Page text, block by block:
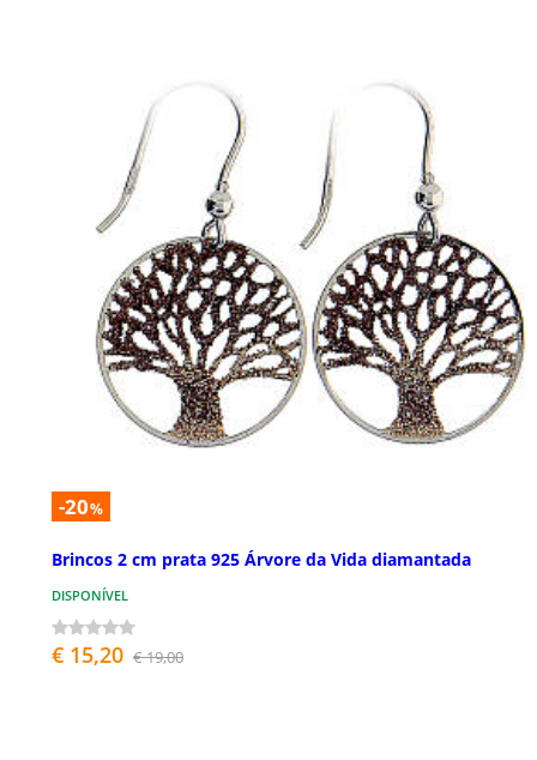
-20%
Brincos 2 cm prata 925 Árvore da Vida diamantada
DISPONÍVEL
€ 15,20 € 19,00